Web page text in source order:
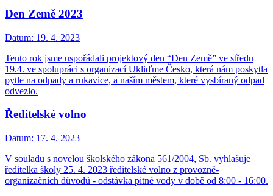
Den Země 2023
Datum: 19. 4. 2023
Tento rok jsme uspořádali projektový den “Den Země” ve středu
19.4. ve spolupráci s organizací Ukliďme Česko, která nám poskytla
pytle na odpady a rukavice, a naším městem, které vysbíraný odpad
odvezlo.
Ředitelské volno
Datum: 17. 4. 2023
V souladu s novelou školského zákona 561/2004, Sb. vyhlašuje
ředitelka školy 25. 4. 2023 ředitelské volno z provozně-
organizačních důvodů - odstávka pitné vody v době od 8:00 - 16:00.